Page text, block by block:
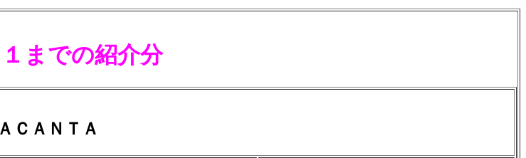
までの紹介分
ＡＣＡＮＴＡ